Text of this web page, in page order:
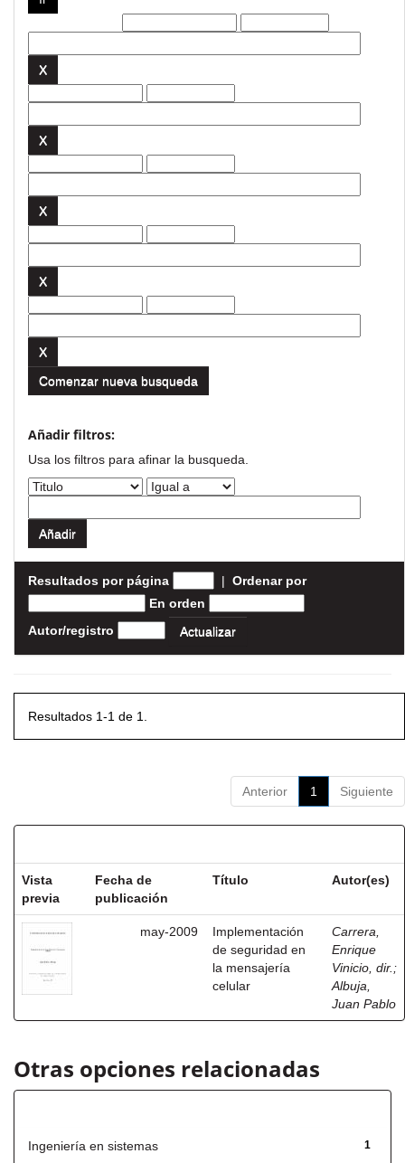
Comenzar nueva busqueda
Añadir filtros:
Usa los filtros para afinar la busqueda.
Resultados por página | Ordenar por
En orden
Autor/registro
Resultados 1-1 de 1.
Anterior 1 Siguiente
Vista
previa
Fecha de
publicación
Título Autor(es)
may-2009
Implementación
de seguridad en
la mensajería
celular
Carrera,
Enrique
Vinicio, dir. ;
Albuja,
Juan Pablo
Otras opciones relacionadas
1
Ingeniería en sistemas